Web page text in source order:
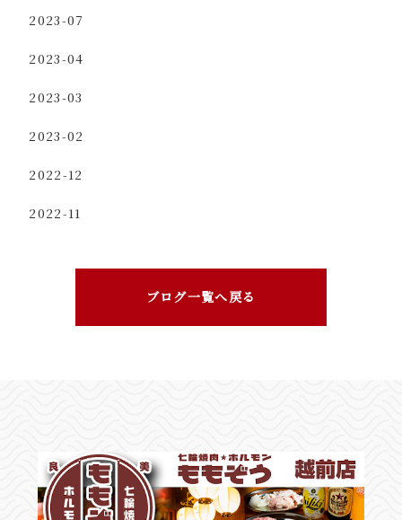
2023-07
2023-04
2023-03
2023-02
2022-12
2022-11
ブログ一覧へ戻る